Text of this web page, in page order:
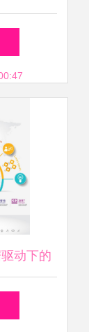
品、应
研
动下的
察